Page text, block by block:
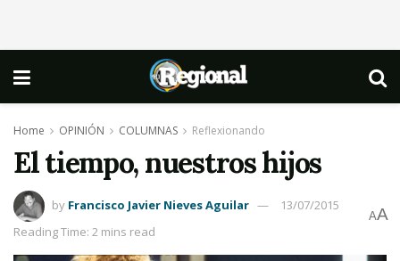
Home OPINIÓN COLUMNAS Reflexionando
El tiempo, nuestros hijos
by Francisco Javier Nieves Aguilar
13/07/2015
Reading Time: 2 mins read
AA